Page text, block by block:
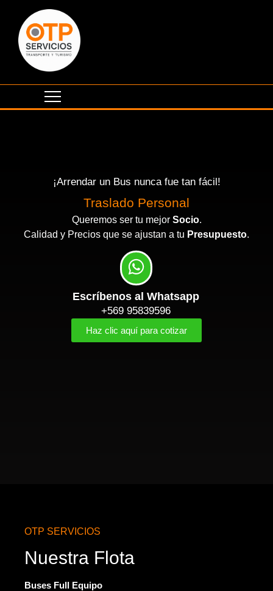
¡Arrendar un Bus nunca fue tan fácil!
Traslado Personal
Queremos ser tu mejor Socio.
Calidad y Precios que se ajustan a tu Presupuesto.
Escríbenos al Whatsapp
+569 95839596
Haz clic aquí para cotizar
OTP SERVICIOS
Nuestra Flota
Buses Full Equipo